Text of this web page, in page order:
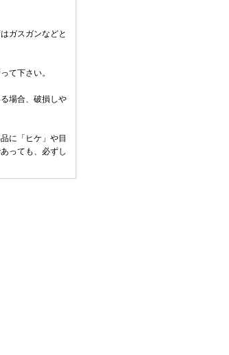
ガスガンなどと
て下さい。
場合、破損しや
に「ヒケ」や目
っても、必ずし